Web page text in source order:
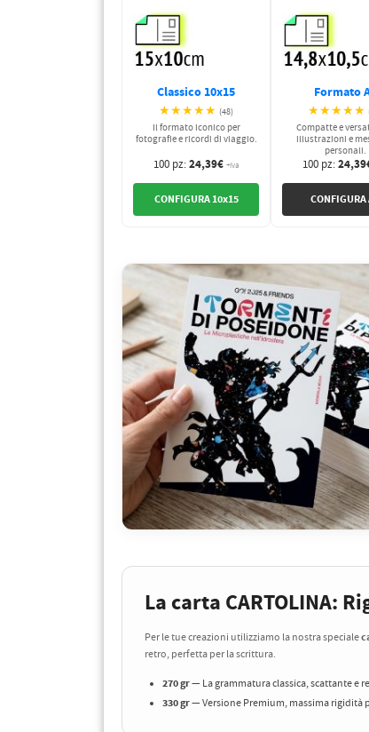
DORSALI TARGHE
PETTORALI NUMERI DA
GARA
PETTORALI CON NOME ATLETA
Classico 10x15
★★★★★ (48)
Il formato iconico per
fotografie e ricordi di viaggio.
100 pz:24,39€ +iva
CONFIGURA 10x15
Formato
★★★★★
Compatte e
illustrazioni e
personali.
100 pz:
CONFIGURA
La carta CARTOLINA:
Per le tue creazioni utilizziamo la nostra speciale
retro, perfetta per la scrittura.
270 gr— La grammatura classica, scattante e
330 gr— Versione Premium, massima rigidità